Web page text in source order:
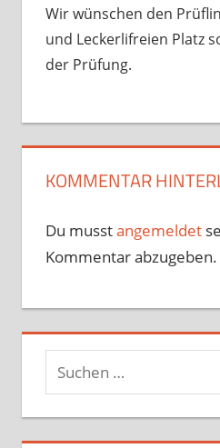
Wir wünschen den
und Leckerlifreien Platz
der Prüfung.
KOMMENTAR
Du musstangemeldet
Kommentar abzugeben.
Suchen
nach: